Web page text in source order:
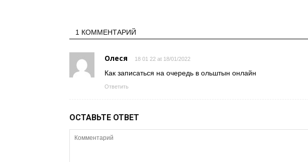
1 КОММЕНТАРИЙ
Олеся 18 01 22 at 18/01/2022
Как записаться на очередь в ольштын онлайн
Ответить
ОСТАВЬТЕ ОТВЕТ